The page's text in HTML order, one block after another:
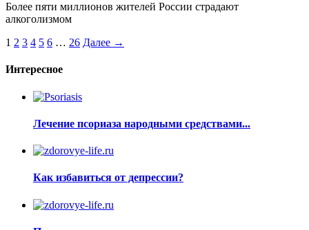
Более пяти миллионов жителей России страдают
алкоголизмом
1 2 3 4 5 6 … 26 Далее →
Интересное
Лечение псориаза народными средствами...
Как избавиться от депрессии?